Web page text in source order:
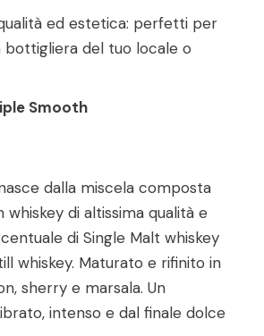
ed estetica: perfetti per
bottigliera del tuo locale o
Smooth
dalla miscela composta
whiskey di altissima qualità e
di Single Malt whiskey
whiskey. Maturato e rifinito in
sherry e marsala. Un
intenso e dal finale dolce